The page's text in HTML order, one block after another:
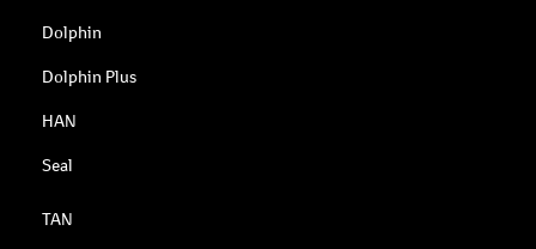
Dolphin
Dolphin Plus
HAN
Seal
TAN